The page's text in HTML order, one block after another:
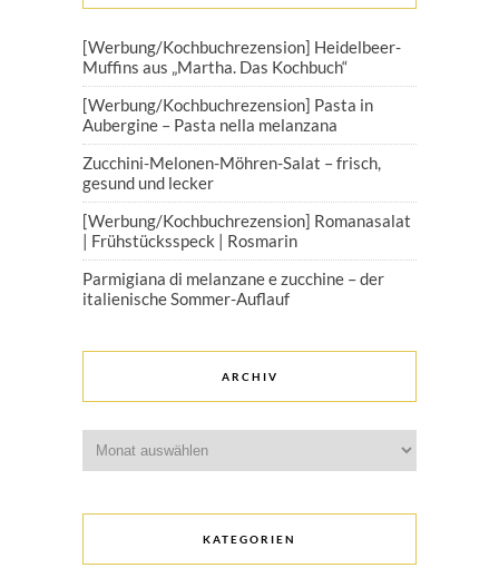
[Werbung/Kochbuchrezension] Heidelbeer-
Muffins aus „Martha. Das Kochbuch“
[Werbung/Kochbuchrezension] Pasta in
Aubergine – Pasta nella melanzana
Zucchini-Melonen-Möhren-Salat – frisch,
gesund und lecker
[Werbung/Kochbuchrezension] Romanasalat
| Frühstücksspeck | Rosmarin
Parmigiana di melanzane e zucchine – der
italienische Sommer-Auflauf
ARCHIV
KATEGORIEN